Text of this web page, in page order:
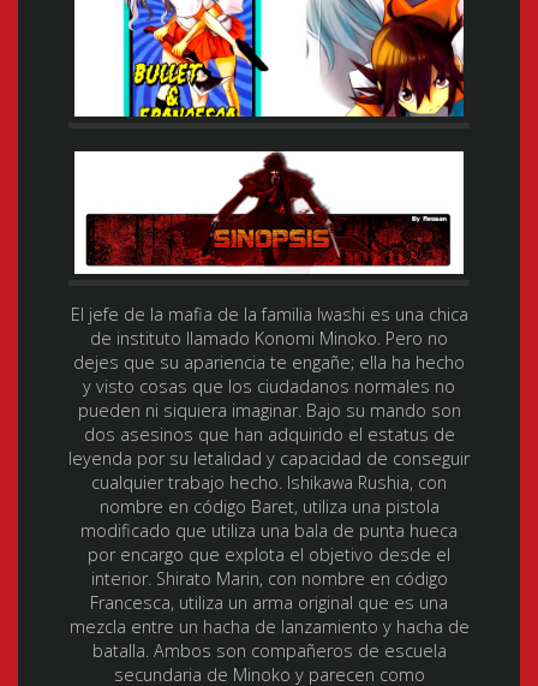
El jefe de la mafia de la familia Iwashi es una chica
de instituto llamado Konomi Minoko. Pero no
dejes que su apariencia te engañe; ella ha hecho
y visto cosas que los ciudadanos normales no
pueden ni siquiera imaginar. Bajo su mando son
dos asesinos que han adquirido el estatus de
leyenda por su letalidad y capacidad de conseguir
cualquier trabajo hecho. Ishikawa Rushia, con
nombre en código Baret, utiliza una pistola
modificado que utiliza una bala de punta hueca
por encargo que explota el objetivo desde el
interior. Shirato Marin, con nombre en código
Francesca, utiliza un arma original que es una
mezcla entre un hacha de lanzamiento y hacha de
batalla. Ambos son compañeros de escuela
secundaria de Minoko y parecen como